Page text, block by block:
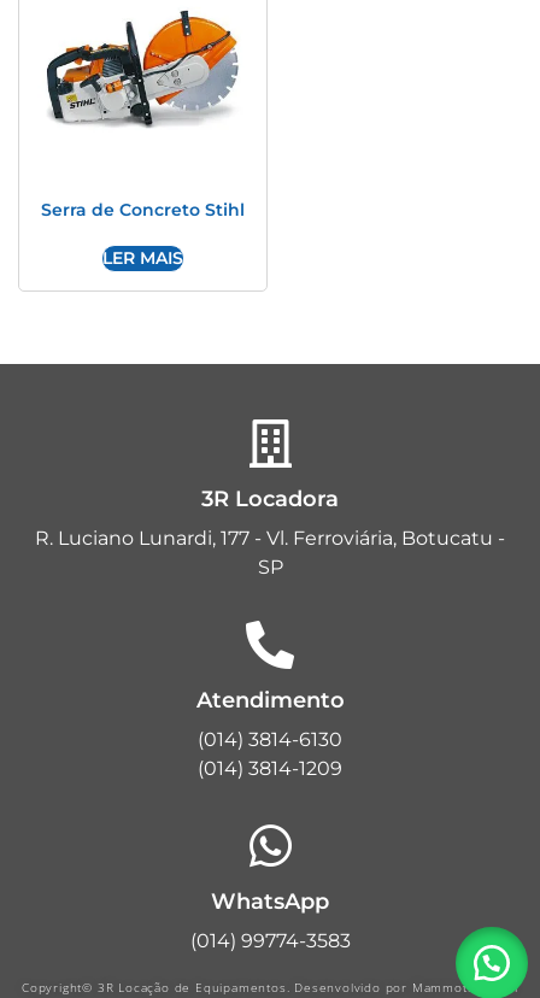
Serra de Concreto Stihl
LER MAIS
3R Locadora
R. Luciano Lunardi, 177 - Vl. Ferroviária, Botucatu -
SP
Atendimento
(014) 3814-6130
(014) 3814-1209
WhatsApp
(014) 99774-3583
Copyright© 3R Locação de Equipamentos. Desenvolvido por Mammoth Digital